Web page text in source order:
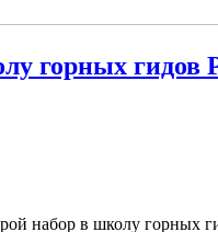
горных гидов
набор в школу горных